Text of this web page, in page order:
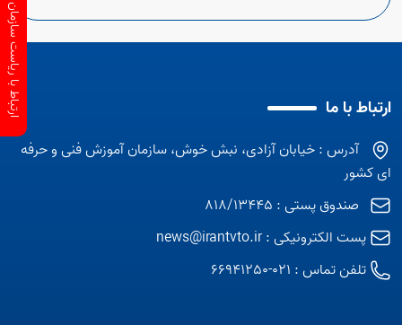
ارتباط با ما
آدرس : خیابان آزادی، نبش خوش، سازمان آموزش فنی و حرفه
ای کشور
صندوق پستی : 818/13445
پست الکترونیکی :news@irantvto.ir
تلفن تماس : 021-66941250
ارتباط با ریاست سازمان